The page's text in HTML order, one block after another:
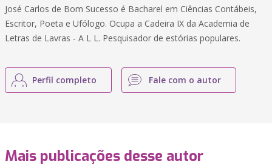
José Carlos de Bom Sucesso é Bacharel em Ciências Contábeis,
Escritor, Poeta e Ufólogo. Ocupa a Cadeira IX da Academia de
Letras de Lavras - A L L. Pesquisador de estórias populares.
Perfil completo Fale com o autor
Mais publicações desse autor